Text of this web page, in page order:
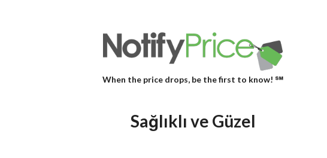
When the price drops, be the first to know! ℠
Sağlıklı ve Güzel